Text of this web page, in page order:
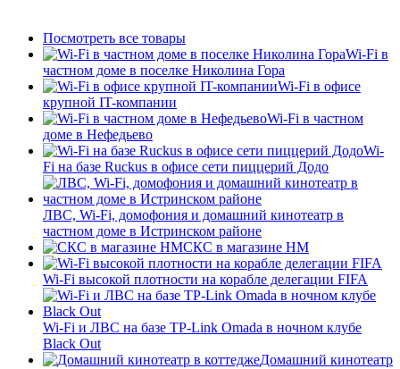
Посмотреть все товары
Wi-Fi в
частном доме в поселке Николина Гора
Wi-Fi в офисе
крупной IT-компании
Wi-Fi в частном
доме в Нефедьево
Wi-
Fi на базе Ruckus в офисе сети пиццерий Додо
ЛВС, Wi-Fi, домофония и домашний кинотеатр в
частном доме в Истринском районе
СКС в магазине HM
Wi-Fi высокой плотности на корабле делегации FIFA
Wi-Fi и ЛВС на базе TP-Link Omada в ночном клубе
Black Out
Домашний кинотеатр